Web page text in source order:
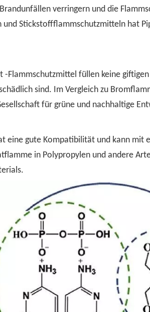
verringern und die
Stickstoffflammschutzmitteln hat
füllen keine
sind. Im Vergleich zu
für grüne und nachhaltige
gute Kompatibilität und kann mit
in Polypropylen und andere